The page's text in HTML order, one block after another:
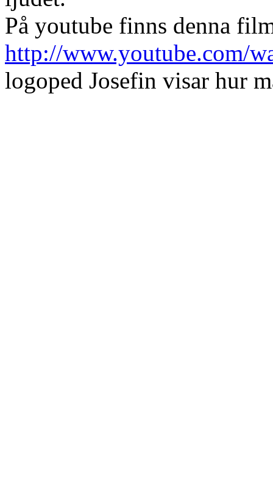
På youtube finns denna
http://www.youtube.com/
logoped Josefin visar hur